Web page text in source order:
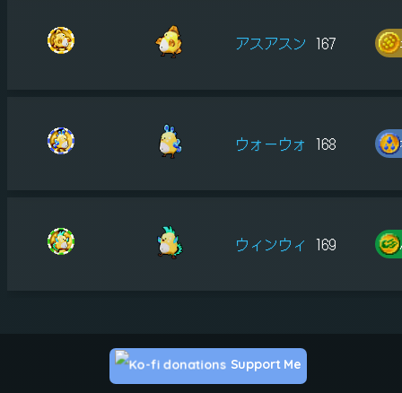
アスアスン 167
ウォーウォ 168
ウィンウィ 169
Support Me